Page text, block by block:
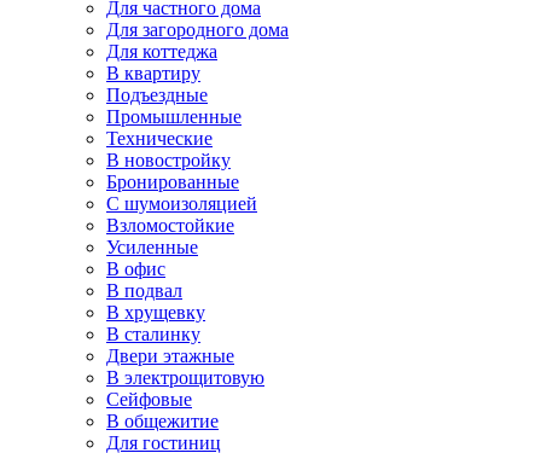
Для частного дома
Для загородного дома
Для коттеджа
В квартиру
Подъездные
Промышленные
Технические
В новостройку
Бронированные
С шумоизоляцией
Взломостойкие
Усиленные
В офис
В подвал
В хрущевку
В сталинку
Двери этажные
В электрощитовую
Сейфовые
В общежитие
Для гостиниц